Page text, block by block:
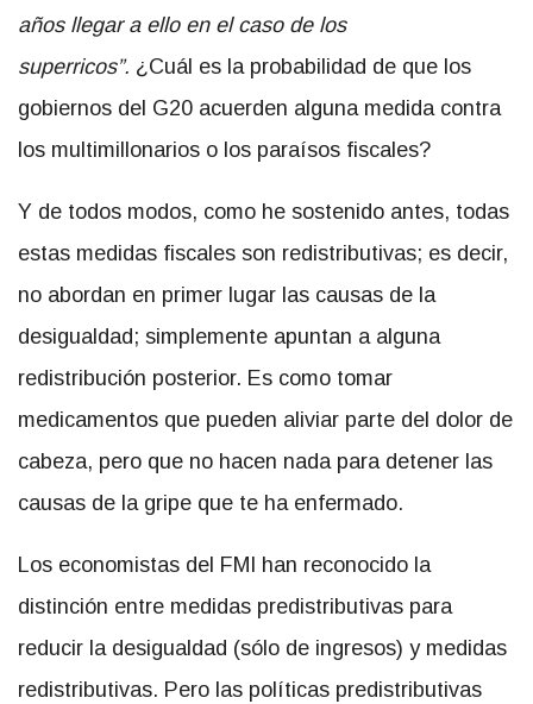
años llegar a ello en el caso de los
superricos”. ¿Cuál es la probabilidad de que los
gobiernos del G20 acuerden alguna medida contra
los multimillonarios o los paraísos fiscales?
Y de todos modos, como he sostenido antes, todas
estas medidas fiscales son redistributivas; es decir,
no abordan en primer lugar las causas de la
desigualdad; simplemente apuntan a alguna
redistribución posterior. Es como tomar
medicamentos que pueden aliviar parte del dolor de
cabeza, pero que no hacen nada para detener las
causas de la gripe que te ha enfermado.
Los economistas del FMI han reconocido la
distinción entre medidas predistributivas para
reducir la desigualdad (sólo de ingresos) y medidas
redistributivas. Pero las políticas predistributivas